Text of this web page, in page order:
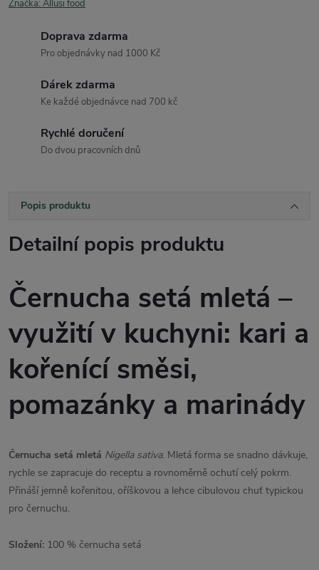
Značka: Allusi food
Doprava zdarma
Pro objednávky nad 1000 Kč
Dárek zdarma
Ke každé objednávce nad 700 kč
Rychlé doručení
Do dvou pracovních dnů
Popis produktu
Detailní popis produktu
Černucha setá mletá –
využití v kuchyni: kari a
kořenící směsi,
pomazánky a marinády
Černucha setá mletá Nigella sativa. Mletá forma se snadno dávkuje,
rychle se zapracuje do receptu a rovnoměrně ochutí celý pokrm.
Přináší jemně kořenitou, oříškovou a lehce cibulovou chuť typickou
pro černuchu.
Složení: 100 % černucha setá